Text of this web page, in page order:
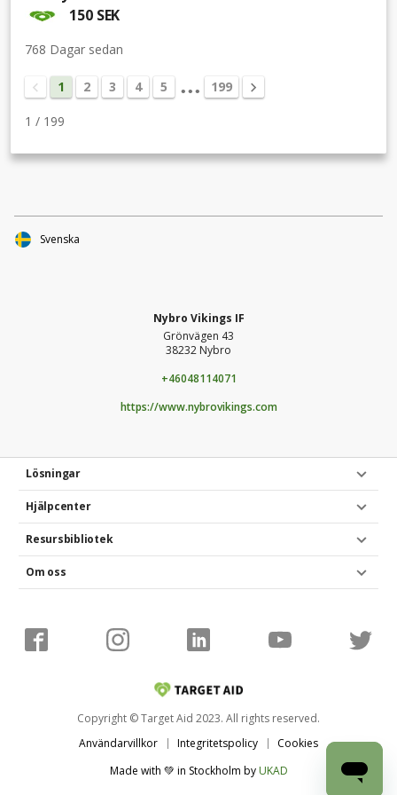
150 SEK
768 Dagar sedan
1 2 3 4 5 ••• 199
1 / 199
Nybro Vikings IF
Grönvägen 43
38232 Nybro
+46048114071
https://www.nybrovikings.com
Lösningar
Hjälpcenter
Resursbibliotek
Om oss
Copyright © Target Aid 2023. All rights reserved.
Användarvillkor
Integritetspolicy
Cookies
Made with 💚 in Stockholm by UKAD
Svenska